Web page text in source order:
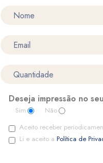
Deseja impressão no
Sim
Não
Aceito receber
Li e aceito a Política de